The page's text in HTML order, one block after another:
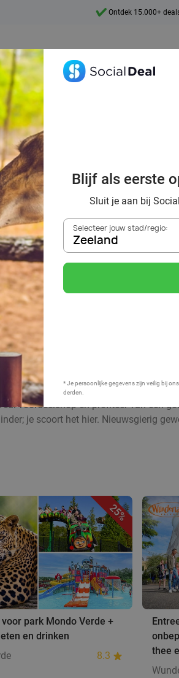
7 dagen per week
mooie
Zeeland
Blijf als eerste
Sluit je aan bij
Selecteer jouw stad/regio:
Zeeland
* Je persoonlijke gegevens zijn veilig bij
derden.
voordeelshop en profiteer van een
je scoort het hier. Nieuwsgierig
25%
park Mondo Verde +
en drinken
8.3
thee